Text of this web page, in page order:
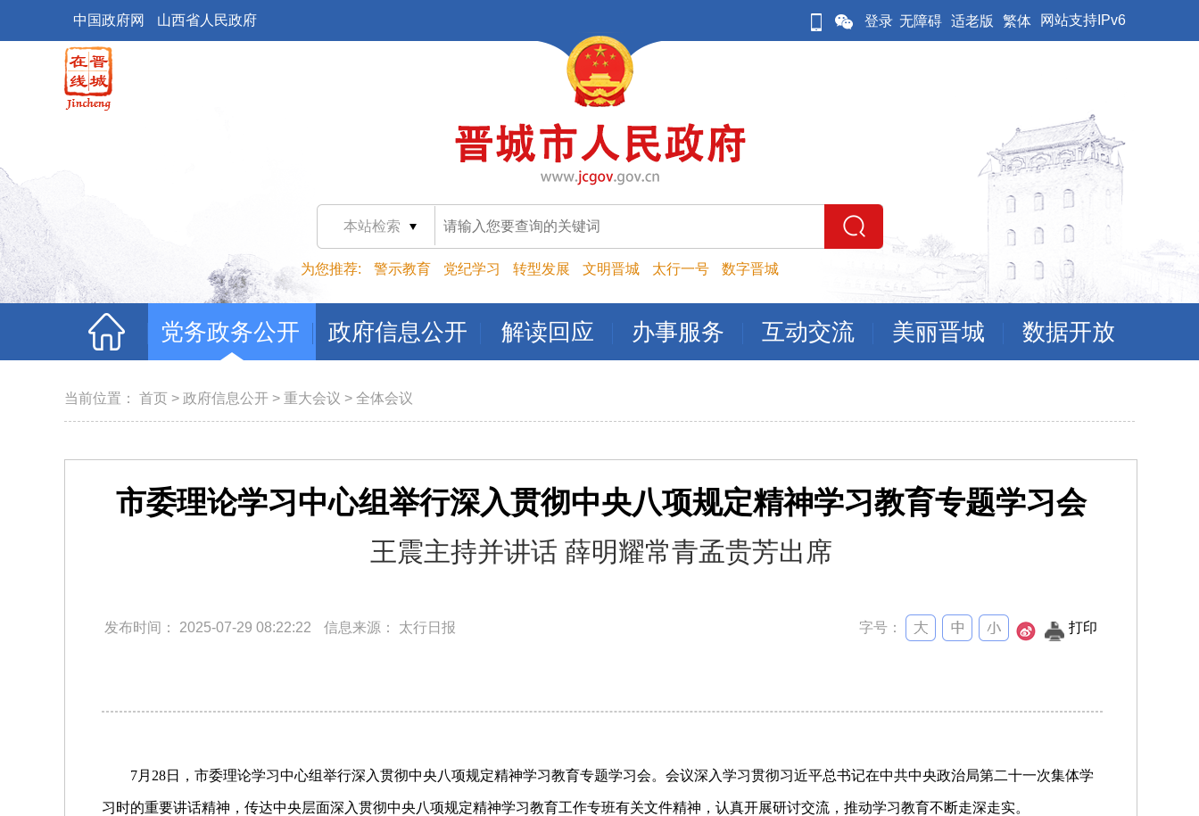
中国政府网 山西省人民政府 登录 无障碍 适老版 繁体 网站支持IPv6
本站检索
为您推荐: 警示教育 党纪学习 转型发展 文明晋城 太行一号 数字晋城
党务政务公开 政府信息公开 解读回应 办事服务 互动交流 美丽晋城 数据开放
当前位置： 首页 > 政府信息公开 > 重大会议 > 全体会议
市委理论学习中心组举行深入贯彻中央八项规定精神学习教育专题学习会
王震主持并讲话 薛明耀常青孟贵芳出席
发布时间： 2025-07-29 08:22:22 信息来源： 太行日报 字号： 打印
7月28日，市委理论学习中心组举行深入贯彻中央八项规定精神学习教育专题学习会。会议深入学习贯彻习近平总书记在中共中央政治局第二十一次集体学
习时的重要讲话精神，传达中央层面深入贯彻中央八项规定精神学习教育工作专班有关文件精神，认真开展研讨交流，推动学习教育不断走深走实。